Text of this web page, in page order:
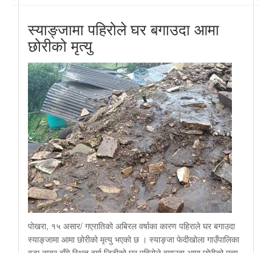
स्याङ्जामा पहिरोले घर बगाउदा आमा
छोरीको मृत्यु
पोखरा, १५ असार/ गएरातिको अबिरल वर्षाका कारण पहिराले घर बगाउदा
स्याङ्जामा आमा छोरीको मृत्यु भएको छ । स्याङ्जा फेदीखोला गाउँपालिका